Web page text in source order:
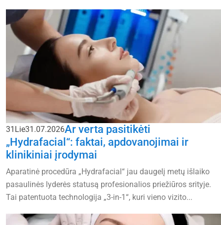
31 Lie31.07.2026Ar verta pasitikėti
„Hydrafacial“: faktai, apdovanojimai ir
klinikiniai įrodymai
Aparatinė procedūra „Hydrafacial“ jau daugelį metų išlaiko
pasaulinės lyderės statusą profesionalios priežiūros srityje.
Tai patentuota technologija „3-in-1“, kuri vieno vizito...